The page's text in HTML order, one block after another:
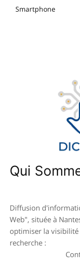
Smartphone
Qui
Diffusion
Web", située à
optimiser la
recherche :